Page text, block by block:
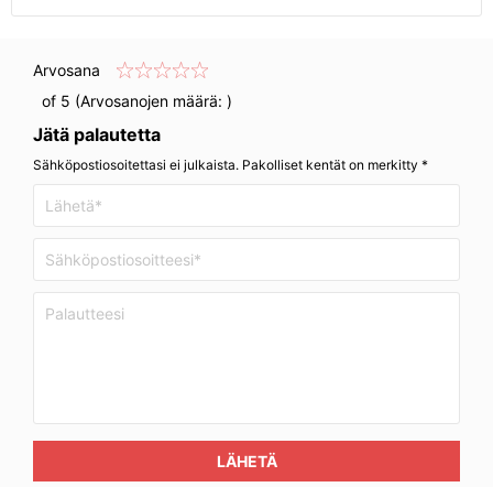
Arvosana
of 5 (Arvosanojen määrä: )
Jätä palautetta
Sähköpostiosoitettasi ei julkaista. Pakolliset kentät on merkitty *
LÄHETÄ